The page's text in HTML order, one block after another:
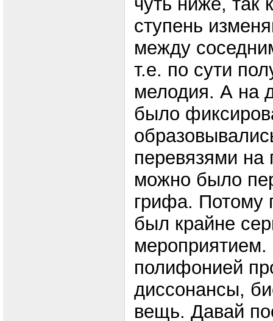
ступень
между
т.е. по сути
мелодия. А на
было
перевязями на
можно было
грифа. Потому
был крайне
мероприятием.
полифонией
диссонансы,
вещь. Давай